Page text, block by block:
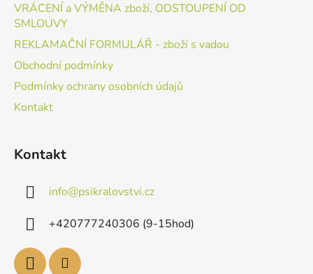
VRÁCENÍ a VÝMĚNA zboží, ODSTOUPENÍ OD
SMLOUVY
REKLAMAČNÍ FORMULÁŘ - zboží s vadou
Obchodní podmínky
Podmínky ochrany osobních údajů
Kontakt
Kontakt
info@psikralovstvi.cz
+420777240306 (9-15hod)